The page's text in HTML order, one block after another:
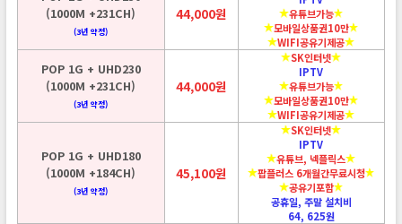
(1000M +231CH)
(3년 약정)
44,000원
유튜브가능
모바일상품권10만
WIFI공유기제공
POP 1G + UHD230
(1000M +231CH)
(3년 약정)
44,000원
SK인터넷
IPTV
유튜브가능
모바일상품권10만
WIFI공유기제공
POP 1G + UHD180
(1000M +184CH)
(3년 약정)
45,100원
SK인터넷
IPTV
유튜브, 넥플릭스
팝플러스 6개월간무료시청
공유기포함
공휴일, 주말 설치비
64, 625원